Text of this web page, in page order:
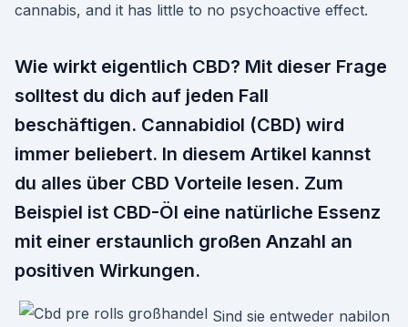
cannabis, and it has little to no psychoactive effect.
Wie wirkt eigentlich CBD? Mit dieser Frage
solltest du dich auf jeden Fall
beschäftigen. Cannabidiol (CBD) wird
immer beliebert. In diesem Artikel kannst
du alles über CBD Vorteile lesen. Zum
Beispiel ist CBD-Öl eine natürliche Essenz
mit einer erstaunlich großen Anzahl an
positiven Wirkungen.
Sind sie entweder nabilon